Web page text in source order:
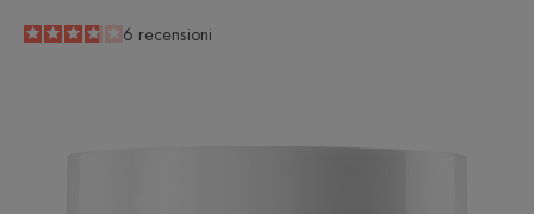
3.8
/
5
6 recensioni